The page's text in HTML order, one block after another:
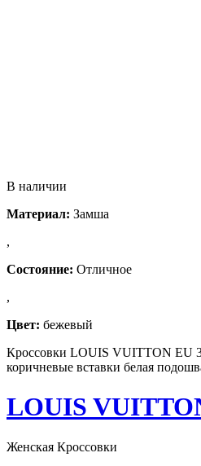
В наличии
Материал: Замша
,
Состояние: Отличное
,
Цвет: бежевый
Кроссовки LOUIS VUITTON EU
коричневые вставки белая
LOUIS
Женская Кроссовки